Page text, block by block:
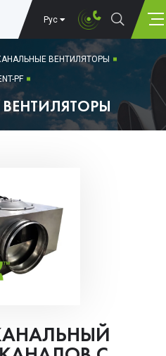
Рус
ВЕНТИЛЯТОРЫ
PF